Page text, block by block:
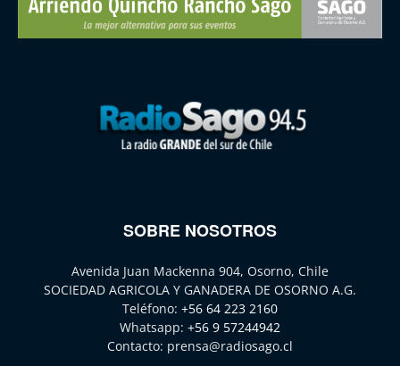
SOBRE NOSOTROS
Avenida Juan Mackenna 904, Osorno, Chile
SOCIEDAD AGRICOLA Y GANADERA DE OSORNO A.G.
Teléfono: +56 64 223 2160
Whatsapp: +56 9 57244942
Contacto: prensa@radiosago.cl